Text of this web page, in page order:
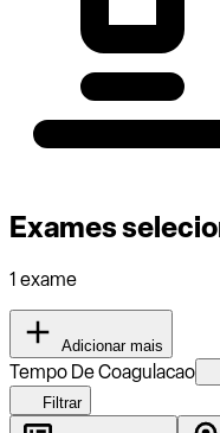
Exames
1 exame
Adicionar mais
Tempo De Coagulacao
Filtrar